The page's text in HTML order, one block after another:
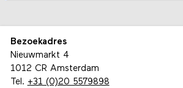
Bezoekadres
Nieuwmarkt 4
1012 CR Amsterdam
Tel. +31 (0)20 5579898